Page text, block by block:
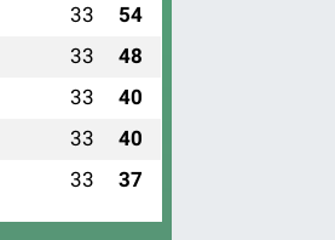
33 54
33 48
33 40
33 40
33 37